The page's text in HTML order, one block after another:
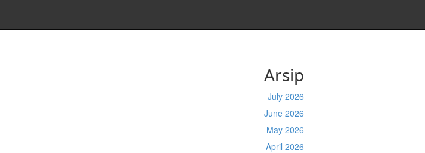
Arsip
July 2026
June 2026
May 2026
April 2026